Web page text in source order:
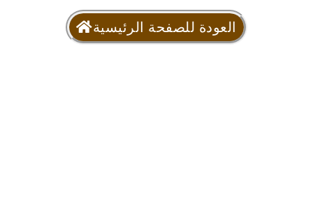
العودة للصفحة الرئيسية